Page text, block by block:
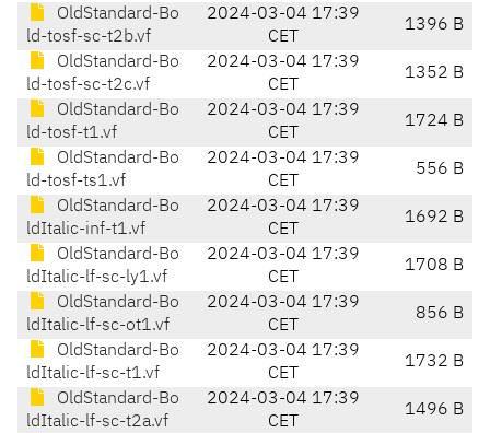
OldStandard-Bo
ld-tosf-sc-t2b.vf
2024-03-04 17:39
CET
1396 B
OldStandard-Bo
ld-tosf-sc-t2c.vf
2024-03-04 17:39
CET
1352 B
OldStandard-Bo
ld-tosf-t1.vf
2024-03-04 17:39
CET
1724 B
OldStandard-Bo
ld-tosf-ts1.vf
2024-03-04 17:39
CET
556 B
OldStandard-Bo
ldItalic-inf-t1.vf
2024-03-04 17:39
CET
1692 B
OldStandard-Bo
ldItalic-lf-sc-ly1.vf
2024-03-04 17:39
CET
1708 B
OldStandard-Bo
ldItalic-lf-sc-ot1.vf
2024-03-04 17:39
CET
856 B
OldStandard-Bo
ldItalic-lf-sc-t1.vf
2024-03-04 17:39
CET
1732 B
OldStandard-Bo
ldItalic-lf-sc-t2a.vf
2024-03-04 17:39
CET
1496 B